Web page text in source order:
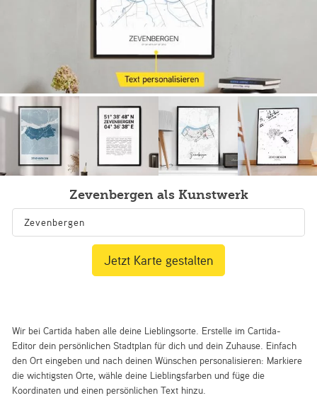
Zevenbergen als Kunstwerk
Wir bei Cartida haben alle deine Lieblingsorte. Erstelle im Cartida-
Editor dein persönlichen Stadtplan für dich und dein Zuhause. Einfach
den Ort eingeben und nach deinen Wünschen personalisieren: Markiere
die wichtigsten Orte, wähle deine Lieblingsfarben und füge die
Koordinaten und einen persönlichen Text hinzu.
Jetzt Karte gestalten